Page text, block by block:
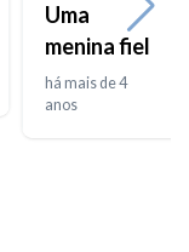
Uma
menina fiel
há mais de 4
anos